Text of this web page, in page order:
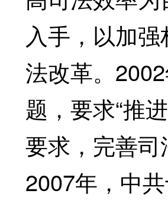
入手，以加
法改革。
题，要求“推
要求，完善
2007年，中